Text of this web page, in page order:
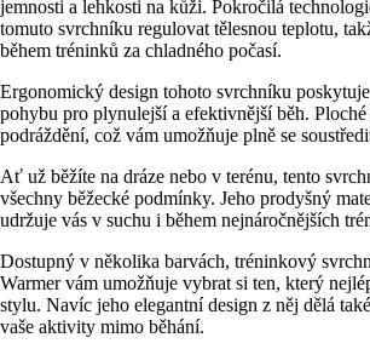
jemnosti a lehkosti na kůži. Pokročilá
tomuto svrchníku regulovat tělesnou teplotu,
během tréninků za chladného počasí.
Ergonomický design tohoto svrchníku
pohybu pro plynulejší a efektivnější běh.
podráždění, což vám umožňuje plně se
Ať už běžíte na dráze nebo v terénu, tento
všechny běžecké podmínky. Jeho prodyšný
udržuje vás v suchu i během nejnáročnějších
Dostupný v několika barvách, tréninkový
Warmer vám umožňuje vybrat si ten, který
stylu. Navíc jeho elegantní design z něj dělá
vaše aktivity mimo běhání.